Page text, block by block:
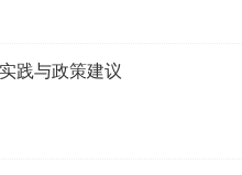
践与政策建议